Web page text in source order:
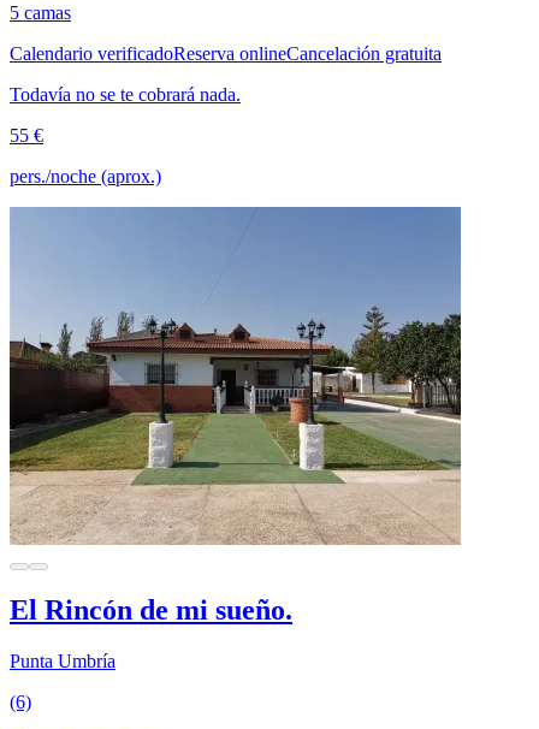
5 camas
Calendario verificadoReserva onlineCancelación gratuita
Todavía no se te cobrará nada.
55 €
pers./noche (aprox.)
El Rincón de mi sueño.
Punta Umbría
(6)